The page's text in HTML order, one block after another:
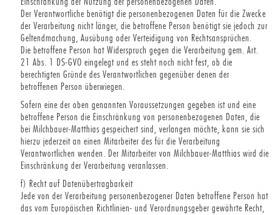
Der Verantwortliche benötigt die personenbezogenen Daten für die Zwecke
der Verarbeitung nicht länger, die betroffene Person benötigt sie jedoch zur
Geltendmachung, Ausübung oder Verteidigung von Rechtsansprüchen.
Die betroffene Person hat Widerspruch gegen die Verarbeitung gem. Art.
21 Abs. 1 DS-GVO eingelegt und es steht noch nicht fest, ob die
berechtigten Gründe des Verantwortlichen gegenüber denen der
betroffenen Person überwiegen.
Sofern eine der oben genannten Voraussetzungen gegeben ist und eine
betroffene Person die Einschränkung von personenbezogenen Daten, die
bei Milchbauer-Matthias gespeichert sind, verlangen möchte, kann sie sich
hierzu jederzeit an einen Mitarbeiter des für die Verarbeitung
Verantwortlichen wenden. Der Mitarbeiter von Milchbauer-Matthias wird die
Einschränkung der Verarbeitung veranlassen.
f) Recht auf Datenübertragbarkeit
Jede von der Verarbeitung personenbezogener Daten betroffene Person hat
das vom Europäischen Richtlinien- und Verordnungsgeber gewährte Recht,